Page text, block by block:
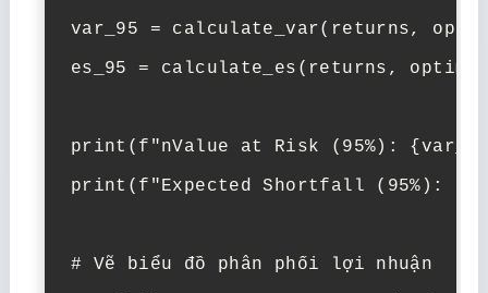
var_95 = calculate_var(returns,
es_95 = calculate_es(returns,
print(f"nValue at Risk (95%):
print(f"Expected Shortfall (95%):
# Vẽ biểu đồ phân phối lợi nhuận